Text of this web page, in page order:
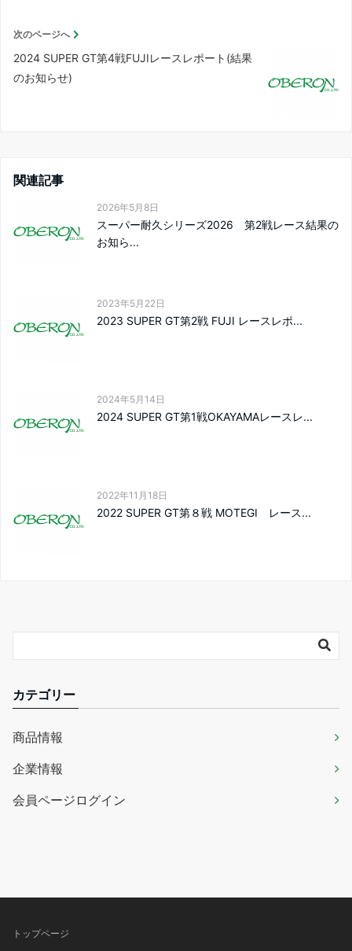
次のページへ
2024 SUPER GT第4戦FUJIレースレポート(結果
のお知らせ)
関連記事
2026年5月8日
スーパー耐久シリーズ2026 第2戦レース結果の
お知ら...
2023年5月22日
2023 SUPER GT第2戦 FUJI レースレポ...
2024年5月14日
2024 SUPER GT第1戦OKAYAMAレースレ...
2022年11月18日
2022 SUPER GT第８戦 MOTEGI レース...
カテゴリー
商品情報
企業情報
会員ページログイン
トップページ